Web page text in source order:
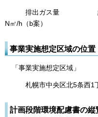
排出ガス量 約
N㎥/h（b案）
事業実施想定区域の位置
「事業実施想定区域」
札幌市中央区北5条西1丁
計画段階環境配慮書の